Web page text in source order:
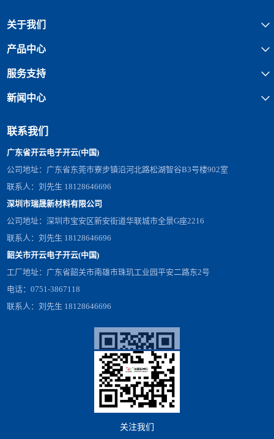
关于我们
产品中心
服务支持
新闻中心
联系我们
广东省开云电子开云(中国)
公司地址：广东省东莞市寮步镇沿河北路松湖智谷B3号楼902室
联系人：刘先生 18128646696
深圳市瑞晟新材料有限公司
公司地址：深圳市宝安区新安街道华联城市全景G座2216
联系人：刘先生 18128646696
韶关市开云电子开云(中国)
工厂地址：广东省韶关市南雄市珠玑工业园平安二路东2号
电话：0751-3867118
联系人：刘先生 18128646696
关注我们